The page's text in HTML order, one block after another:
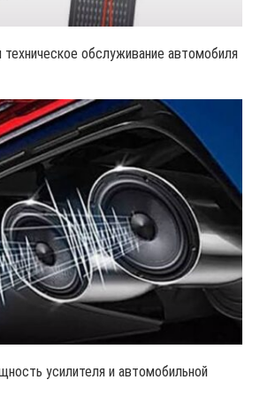
обслуживание автомобиля
усилителя и автомобильной